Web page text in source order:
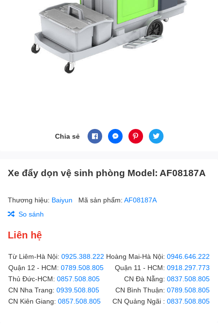
Chia sẻ
Xe đẩy dọn vệ sinh phòng Model: AF08187A
Thương hiệu: Baiyun Mã sản phẩm: AF08187A
So sánh
Liên hệ
Từ Liêm-Hà Nội: 0925.388.222 Hoàng Mai-Hà Nội: 0946.646.222
Quận 12 - HCM: 0789.508.805 Quận 11 - HCM: 0918.297.773
Thủ Đức-HCM: 0857.508.805 CN Đà Nẵng: 0837.508.805
CN Nha Trang: 0939.508.805 CN Bình Thuận: 0789.508.805
CN Kiên Giang: 0857.508.805 CN Quảng Ngãi : 0837.508.805